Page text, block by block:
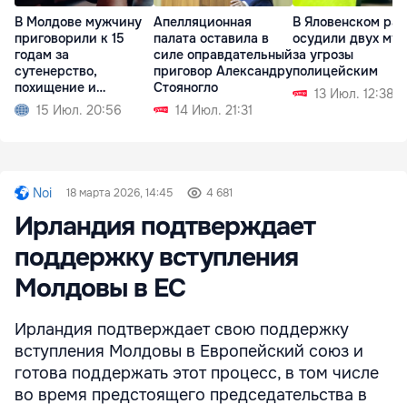
В Молдове мужчину
приговорили к 15
годам за
сутенерство,
похищение и
изнасилование
15 Июл. 20:56
Апелляционная
палата оставила в
силе оправдательный
приговор Александру
Стояногло
14 Июл. 21:31
В Яловенском
осудили двух
за угрозы
полицейским
13 Июл. 12:38
Noi 18 марта 2026, 14:45 4 681
Ирландия подтверждает
поддержку вступления
Молдовы в ЕС
Ирландия подтверждает свою поддержку
вступления Молдовы в Европейский союз и
готова поддержать этот процесс, в том числе
во время предстоящего председательства в